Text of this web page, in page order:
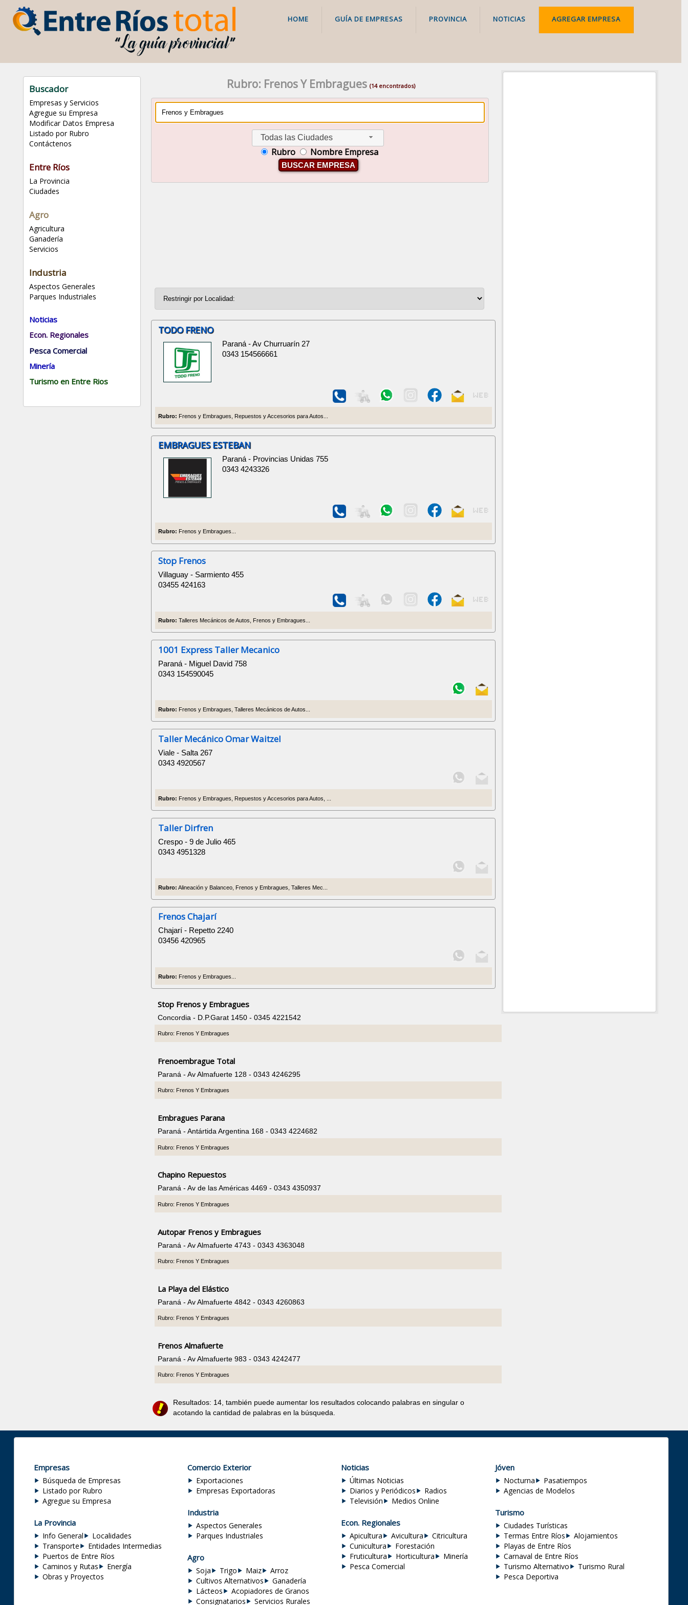
HOME GUÍA DE EMPRESAS PROVINCIA NOTICIAS AGREGAR EMPRESA
Buscador
Empresas y Servicios
Agregue su Empresa
Modificar Datos Empresa
Listado por Rubro
Contáctenos
Entre Ríos
La Provincia
Ciudades
Agro
Agricultura
Ganadería
Servicios
Industria
Aspectos Generales
Parques Industriales
Noticias
Econ. Regionales
Pesca Comercial
Minería
Turismo en Entre Rios
Rubro: Frenos Y Embragues(14 encontrados)
Todas las Ciudades
Rubro Nombre Empresa
BUSCAR EMPRESA
TODO FRENO
Paraná - Av Churruarín 27
0343 154566661
Rubro: Frenos y Embragues, Repuestos y Accesorios para Autos...
EMBRAGUES ESTEBAN
Paraná - Provincias Unidas 755
0343 4243326
Rubro: Frenos y Embragues...
Stop Frenos
Villaguay - Sarmiento 455
03455 424163
Rubro: Talleres Mecánicos de Autos, Frenos y Embragues...
1001 Express Taller Mecanico
Paraná - Miguel David 758
0343 154590045
Rubro: Frenos y Embragues, Talleres Mecánicos de Autos...
Taller Mecánico Omar Waitzel
Viale - Salta 267
0343 4920567
Rubro: Frenos y Embragues, Repuestos y Accesorios para Autos, ...
Taller Dirfren
Crespo - 9 de Julio 465
0343 4951328
Rubro: Alineación y Balanceo, Frenos y Embragues, Talleres Mec...
Frenos Chajarí
Chajarí - Repetto 2240
03456 420965
Rubro: Frenos y Embragues...
Stop Frenos y Embragues
Concordia - D.P.Garat 1450 - 0345 4221542
Rubro: Frenos Y Embragues
Frenoembrague Total
Paraná - Av Almafuerte 128 - 0343 4246295
Rubro: Frenos Y Embragues
Embragues Parana
Paraná - Antártida Argentina 168 - 0343 4224682
Rubro: Frenos Y Embragues
Chapino Repuestos
Paraná - Av de las Américas 4469 - 0343 4350937
Rubro: Frenos Y Embragues
Autopar Frenos y Embragues
Paraná - Av Almafuerte 4743 - 0343 4363048
Rubro: Frenos Y Embragues
La Playa del Elástico
Paraná - Av Almafuerte 4842 - 0343 4260863
Rubro: Frenos Y Embragues
Frenos Almafuerte
Paraná - Av Almafuerte 983 - 0343 4242477
Rubro: Frenos Y Embragues
Resultados: 14, también puede aumentar los resultados colocando palabras en singular o
acotando la cantidad de palabras en la búsqueda.
Empresas
Búsqueda de Empresas
Listado por Rubro
Agregue su Empresa
La Provincia
Info General
Localidades
Transporte
Entidades Intermedias
Puertos de Entre Ríos
Caminos y Rutas
Energía
Obras y Proyectos
Comercio Exterior
Exportaciones
Empresas Exportadoras
Industria
Aspectos Generales
Parques Industriales
Agro
Soja Trigo Maiz
Arroz
Cultivos Alternativos
Ganadería
Lácteos
Acopiadores de Granos
Consignatarios
Servicios Rurales
Noticias
Últimas Noticias
Diarios y Periódicos
Radios
Televisión
Medios Online
Econ. Regionales
Apicultura Avicultura
Citricultura
Cunicultura
Forestación
Fruticultura
Horticultura
Minería
Pesca Comercial
Jóven
Nocturna
Pasatiempos
Agencias de Modelos
Turismo
Ciudades Turísticas
Termas Entre Ríos
Alojamientos
Playas de Entre Ríos
Carnaval de Entre Ríos
Turismo Alternativo
Turismo Rural
Pesca Deportiva